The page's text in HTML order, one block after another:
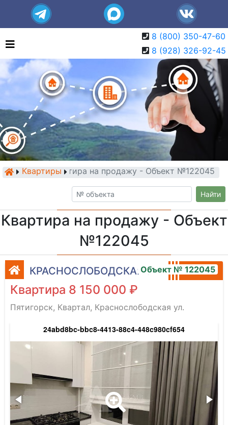
8 (800) 350-47-60
8 (928) 326-92-45
КвартирыКвартира на продажу - Объект №122045
Найти
Квартира на продажу - Объект
№122045
КРАСНОСЛОБОДСКАЯ УЛ.Объект № 122045
Квартира 8 150 000 ₽
Пятигорск, Квартал, Краснослободская ул.
24abd8bc-bbc8-4413-88c4-448c980cf654